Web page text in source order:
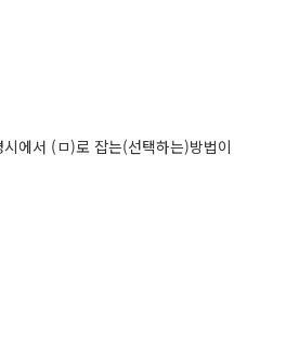
에서 (ㅁ)로 잡는(선택하는)방법이